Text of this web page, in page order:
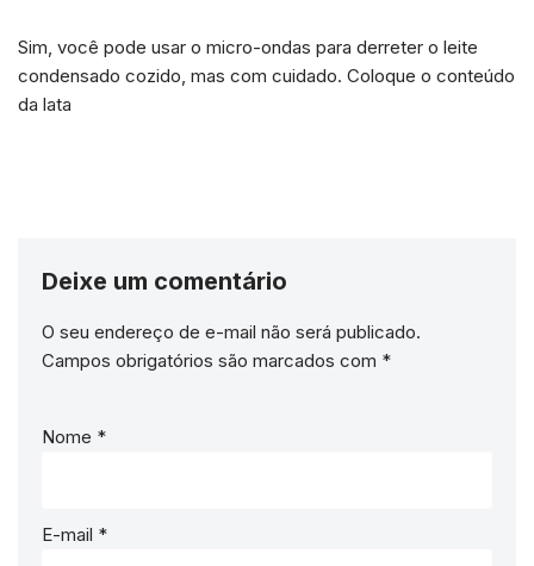
Sim, você pode usar o micro-ondas para derreter o leite
condensado cozido, mas com cuidado. Coloque o conteúdo
da lata
Deixe um comentário
O seu endereço de e-mail não será publicado.
Campos obrigatórios são marcados com *
Nome *
E-mail *